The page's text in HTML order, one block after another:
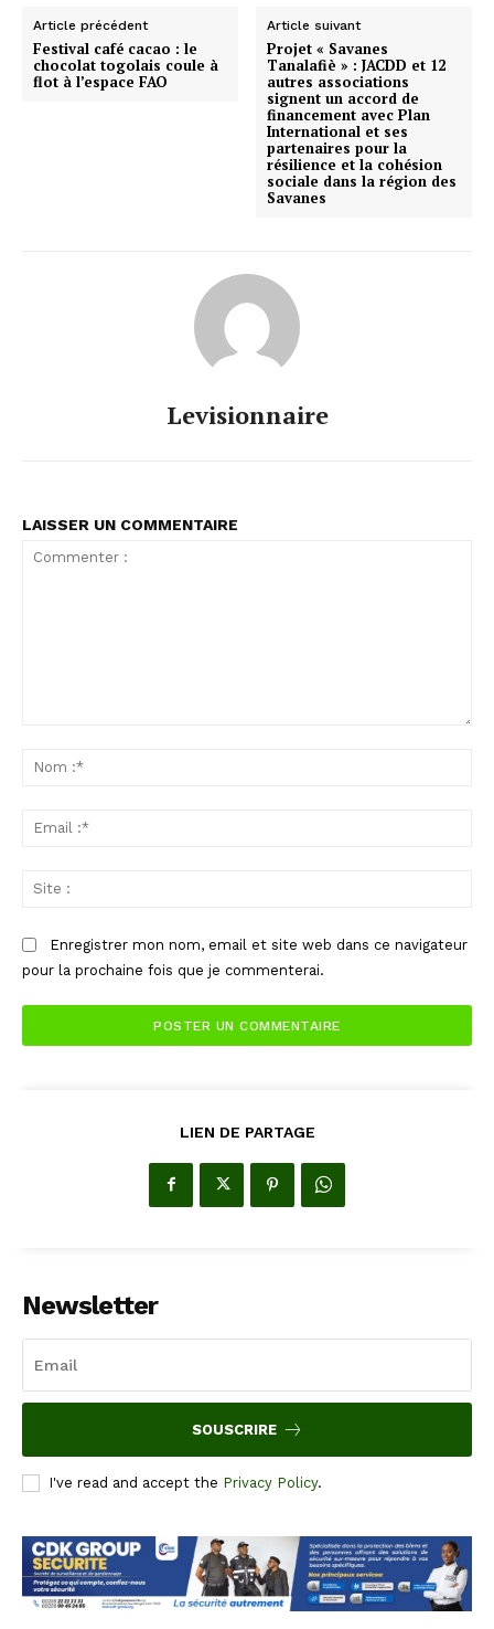
Article précédent
Festival café cacao : le
chocolat togolais coule à
flot à l’espace FAO
Article suivant
Projet « Savanes
Tanalafiè » : JACDD et 12
autres associations
signent un accord de
financement avec Plan
International et ses
partenaires pour la
résilience et la cohésion
sociale dans la région des
Savanes
Levisionnaire
LAISSER UN COMMENTAIRE
Enregistrer mon nom, email et site web dans ce navigateur
pour la prochaine fois que je commenterai.
LIEN DE PARTAGE
Newsletter
SOUSCRIRE
I've read and accept the Privacy Policy.